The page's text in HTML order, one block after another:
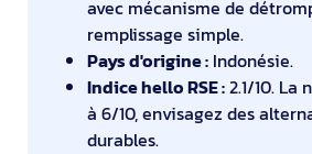
avec mécanisme de
remplissage simple.
Pays d'origine : Indonésie.
Indice hello RSE :2.1/10.
à 6/10, envisagez des
durables.